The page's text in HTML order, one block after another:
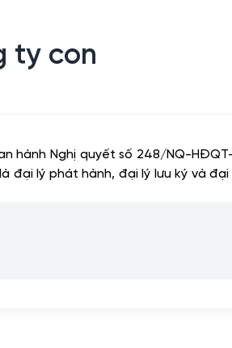
ty con
hành Nghị quyết số 248/NQ-
đại lý phát hành, đại lý lưu ký và